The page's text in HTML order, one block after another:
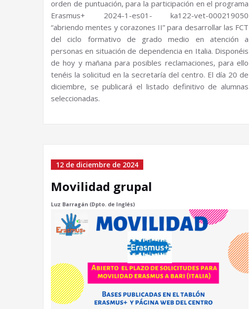
orden de puntuación, para la participación en el programa
Erasmus+ 2024-1-es01- ka122-vet-000219050
“abriendo mentes y corazones II” para desarrollar las FCT
del ciclo formativo de grado medio en atención a
personas en situación de dependencia en Italia. Disponéis
de hoy y mañana para posibles reclamaciones, para ello
tenéis la solicitud en la secretaría del centro. El día 20 de
diciembre, se publicará el listado definitivo de alumnas
seleccionadas.
12 de diciembre de 2024
Movilidad grupal
Luz Barragán (Dpto. de Inglés)